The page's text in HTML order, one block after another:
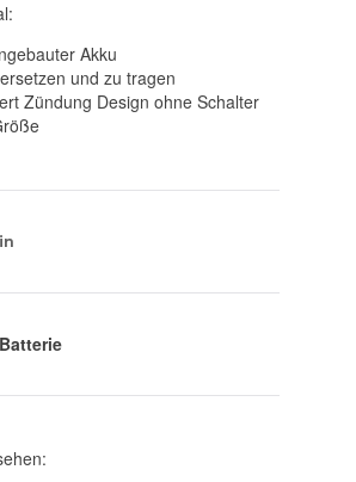
Akku
und zu tragen
Zündung Design ohne Schalter